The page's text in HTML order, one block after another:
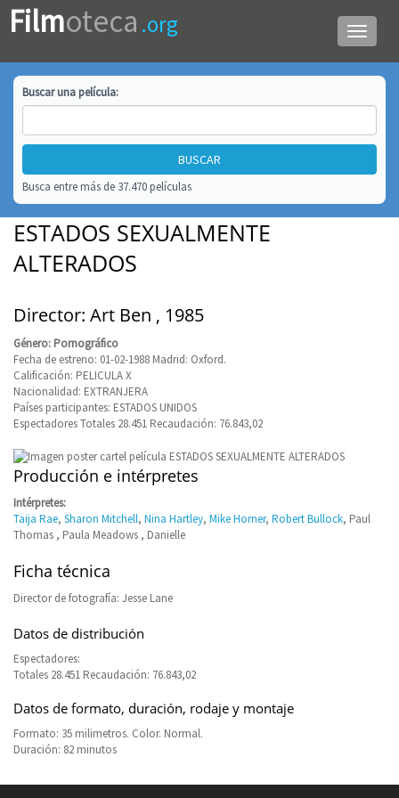
Menú
de
Filmoteca .org
Buscar unapelícula:
Busca entre más de 37.470 películas
ESTADOS SEXUALMENTE
ALTERADOS
Director: Art Ben , 1985
Género: Pornográfico
Fecha de estreno: 01-02-1988 Madrid: Oxford.
Calificación: PELICULA X
Nacionalidad: EXTRANJERA
Países participantes: ESTADOS UNIDOS
Espectadores Totales 28.451 Recaudación: 76.843,02
Producción e intérpretes
Intérpretes:
Taija Rae, Sharon Mitchell, Nina Hartley, Mike Horner, Robert Bullock, Paul
Thomas , Paula Meadows , Danielle
Ficha técnica
Director de fotografía: Jesse Lane
Datos de distribución
Espectadores:
Totales 28.451 Recaudación: 76.843,02
Datos de formato, duración, rodaje y montaje
Formato: 35 milimetros. Color. Normal.
Duración: 82 minutos